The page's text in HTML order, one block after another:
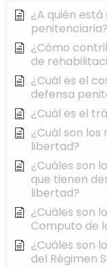
¿A quién
penitenciaria?
¿Cómo
de
¿Cuál es el
defensa
¿Cuál es el
¿Cuál son
libertad?
¿Cuáles son
que tienen
libertad?
¿Cuáles son
Computo de
¿Cuáles son
del Régimen